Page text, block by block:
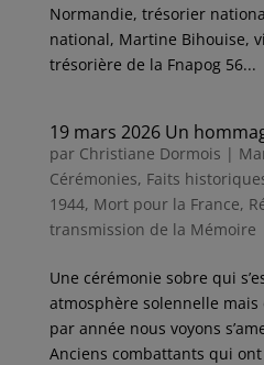
Normandie, trésorier
national, Martine Bihouise,
trésorière de la Fnapog 56...
19 mars 2026 Un
par Christiane Dormois |
Cérémonies, Faits
1944, Mort pour la France,
transmission de la Mémoire
Une cérémonie sobre qui
atmosphère solennelle
par année nous voyons
Anciens combattants qui